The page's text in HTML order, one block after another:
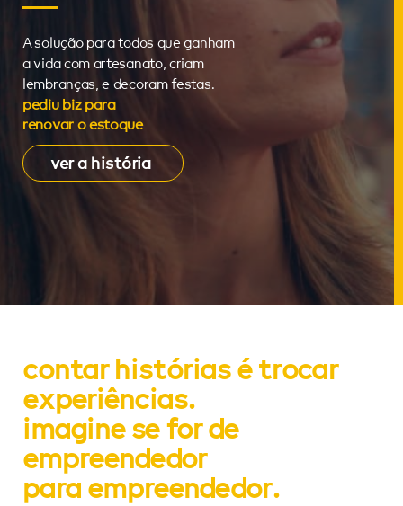
A solução para todos que ganham
a vida com artesanato, criam
lembranças, e decoram festas.
pediu biz para
renovar o estoque
ver a história
contar histórias é trocar
experiências.
imagine se for de
empreendedor
para empreendedor.